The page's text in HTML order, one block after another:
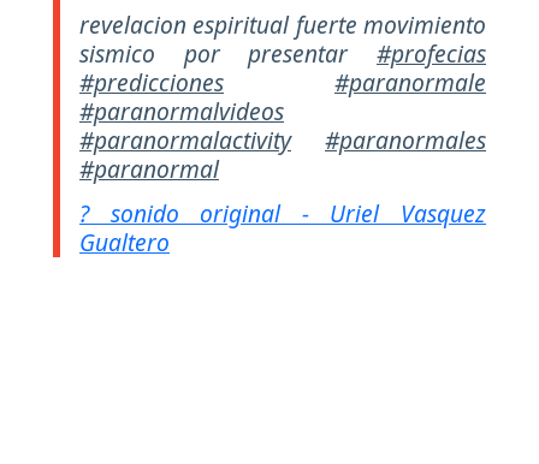
revelacion espiritual fuerte movimiento
sismico por presentar #profecias
#predicciones
#paranormale
#paranormalvideos
#paranormalactivity
#paranormales
#paranormal
? sonido original - Uriel Vasquez
Gualtero